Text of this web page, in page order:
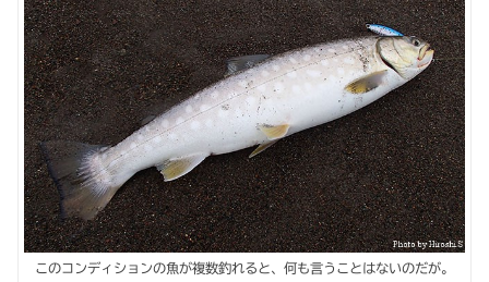
このコンディションの魚が複数釣れると、何も言うことはないのだが。